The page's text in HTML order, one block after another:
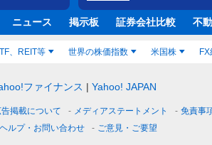
ニュース 掲示板 証券会社比較 不
、REIT等 世界の株価指数 米国株
ファイナンス Yahoo! JAPAN
告掲載について メディアステートメント 免責事
ヘルプ・お問い合わせ
ご意見・ご要望